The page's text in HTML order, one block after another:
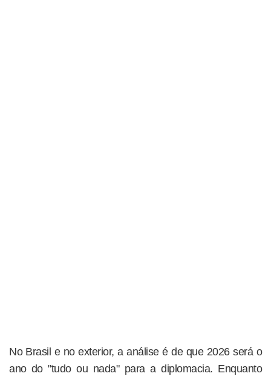
No Brasil e no exterior, a análise é de que 2026 será o
ano do "tudo ou nada" para a diplomacia. Enquanto